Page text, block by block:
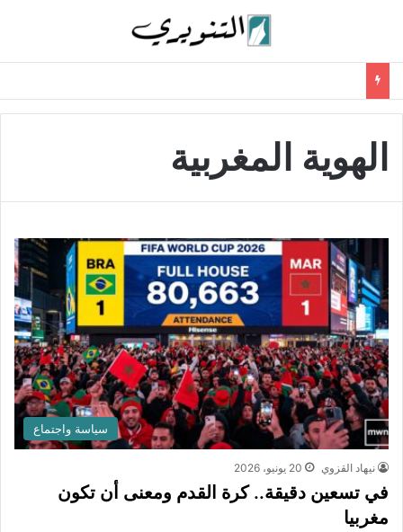
الهوية المغربية
سياسة واجتماع
نيهاد القزوي 20 يونيو، 2026
في تسعين دقيقة.. كرة القدم ومعنى أن تكون
مغربيا